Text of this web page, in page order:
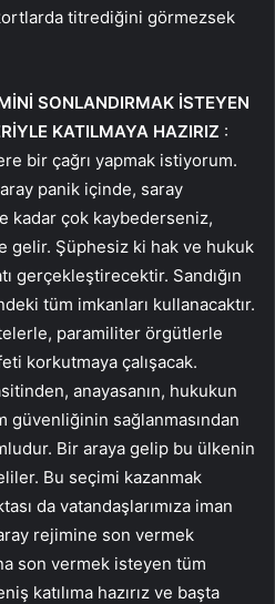
titrediğini görmezsek
SONLANDIRMAK İSTEYEN
KATILMAYA HAZIRIZ :
bir çağrı yapmak istiyorum.
panik içinde, saray
kadar çok kaybederseniz,
gelir. Şüphesiz ki hak ve hukuk
gerçekleştirecektir. Sandığın
tüm imkanları kullanacaktır.
paramiliter örgütlerle
korkutmaya çalışacak.
anayasanın, hukukun
güvenliğinin sağlanmasından
Bir araya gelip bu ülkenin
Bu seçimi kazanmak
da vatandaşlarımıza iman
rejimine son vermek
son vermek isteyen tüm
katılıma hazırız ve başta